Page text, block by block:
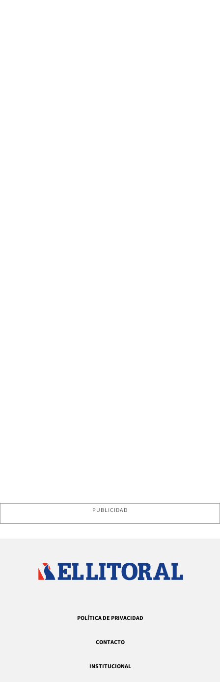
PUBLICIDAD
POLÍTICA DE PRIVACIDAD
CONTACTO
INSTITUCIONAL